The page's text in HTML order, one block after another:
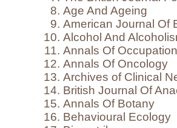
Age And Ageing
American Journal Of
Alcohol And
Annals Of
Annals Of Oncology
Archives of Clinical
British Journal Of
Annals Of Botany
Behavioural Ecology